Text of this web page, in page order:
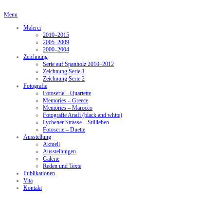
Menu
Malerei
2010–2015
2005–2009
2000–2004
Zeichnung
Serie auf Spanholz 2010–2012
Zeichnung Serie 1
Zeichnung Serie 2
Fotografie
Fotoserie – Quartette
Memories – Greece
Memories – Marocco
Fotografie Anafi (black and white)
Lychener Strasse – Stillleben
Fotoserie – Duette
Ausstellung
Aktuell
Ausstellungen
Galerie
Reden und Texte
Publikationen
Vita
Kontakt